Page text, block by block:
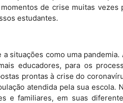
de crise muitas vezes
estudantes.
situações como uma pandemia.
educadores, para os
prontas à crise do
atendida pela sua escola.
e familiares, em suas